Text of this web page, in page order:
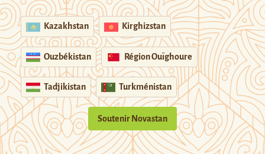
Kazakhstan Kirghizstan
Ouzbékistan Région Ouïghoure
Tadjikistan Turkménistan
Soutenir Novastan